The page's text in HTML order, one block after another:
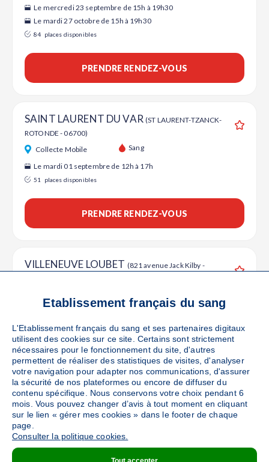
Le mercredi 23 septembre de 15h à 19h30
Le mardi 27 octobre de 15h à 19h30
84 places disponibles
PRENDRE RENDEZ-VOUS
SAINT LAURENT DU VAR (ST LAURENT-TZANCK-
ROTONDE - 06700)
Collecte Mobile Sang
Le mardi 01 septembre de 12h à 17h
51 places disponibles
PRENDRE RENDEZ-VOUS
VILLENEUVE LOUBET (821 avenue Jack Kilby -
DÉTAILS DE LA COLLECTE
CAGNES SUR MER (5 avenue de Verdun au sein du
cinéma - 06800)
Le jeudi 29 octobre de 15h à 19h30
Etablissement français du sang
L'Etablissement français du sang et ses partenaires digitaux
utilisent des cookies sur ce site. Certains sont strictement
nécessaires pour le fonctionnement du site, d'autres
permettent de réaliser des statistiques de visites, d'analyser
votre navigation pour adapter nos communications, d'assurer
la sécurité de nos plateformes ou encore de diffuser du
contenu spécifique. Nous conservons votre choix pendant 6
mois. Vous pouvez changer d’avis à tout moment en cliquant
sur le lien « gérer mes cookies » dans le footer de chaque
page.
Consulter la politique cookies.